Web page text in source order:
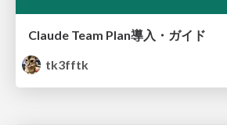
Claude Team Plan導入・ガイド
tk3fftk